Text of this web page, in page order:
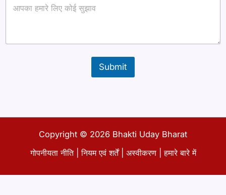
Submit
Copyright © 2026 Bhakti Uday Bharat
गोपनीयता नीति|नियम एवं शर्तें| अस्वीकरण |हमारे बारे में